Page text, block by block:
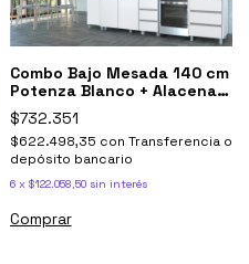
Combo Bajo Mesada 140 cm
Potenza Blanco + Alacena
Sorrento Gris
$732.351
$622.498,35 con Transferencia o
depósito bancario
6 x $122.058,50 sin interés